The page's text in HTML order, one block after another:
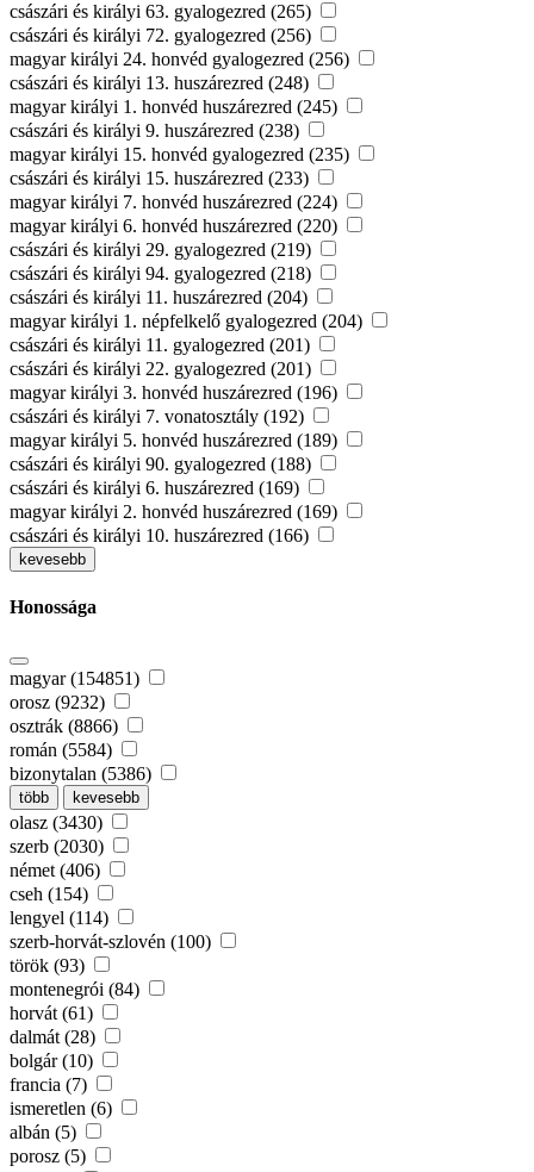
császári és királyi 63. gyalogezred (265)
császári és királyi 72. gyalogezred (256)
magyar királyi 24. honvéd gyalogezred (256)
császári és királyi 13. huszárezred (248)
magyar királyi 1. honvéd huszárezred (245)
császári és királyi 9. huszárezred (238)
magyar királyi 15. honvéd gyalogezred (235)
császári és királyi 15. huszárezred (233)
magyar királyi 7. honvéd huszárezred (224)
magyar királyi 6. honvéd huszárezred (220)
császári és királyi 29. gyalogezred (219)
császári és királyi 94. gyalogezred (218)
császári és királyi 11. huszárezred (204)
magyar királyi 1. népfelkelő gyalogezred (204)
császári és királyi 11. gyalogezred (201)
császári és királyi 22. gyalogezred (201)
magyar királyi 3. honvéd huszárezred (196)
császári és királyi 7. vonatosztály (192)
magyar királyi 5. honvéd huszárezred (189)
császári és királyi 90. gyalogezred (188)
császári és királyi 6. huszárezred (169)
magyar királyi 2. honvéd huszárezred (169)
császári és királyi 10. huszárezred (166)
kevesebb
Honossága
magyar (154851)
orosz (9232)
osztrák (8866)
román (5584)
bizonytalan (5386)
több kevesebb
olasz (3430)
szerb (2030)
német (406)
cseh (154)
lengyel (114)
szerb-horvát-szlovén (100)
török (93)
montenegrói (84)
horvát (61)
dalmát (28)
bolgár (10)
francia (7)
ismeretlen (6)
albán (5)
porosz (5)